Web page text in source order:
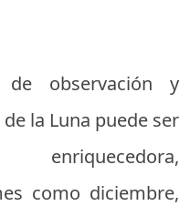
observación y
la Luna puede ser
como diciembre,